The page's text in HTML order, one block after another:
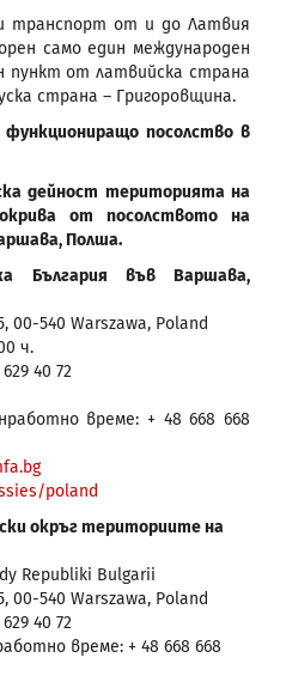
транспорт от и до Латвия
само един международен
пункт от латвийска страна
страна – Григоровщина.
функциониращо посолство в
дейност територията на
от посолството на
Полша.
България във Варшава,
00-540 Warszawa, Poland
ч.
40 72
време: + 48 668 668
poland
окръг териториите на
Republiki Bulgarii
00-540 Warszawa, Poland
40 72
време: + 48 668 668